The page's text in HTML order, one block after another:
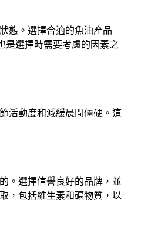
態。選擇合適的魚油產品
是選擇時需要考慮的因素之
活動度和減緩晨間僵硬。這
。選擇信譽良好的品牌，並
，包括維生素和礦物質，以